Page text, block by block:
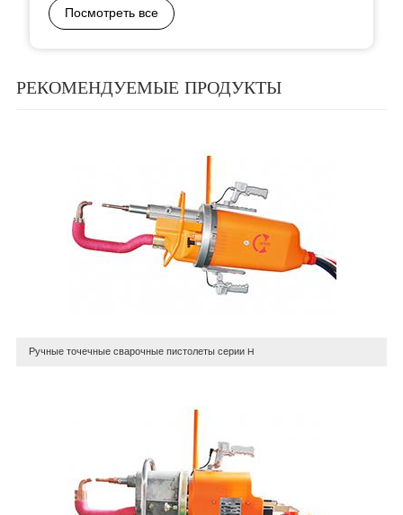
Посмотреть все
РЕКОМЕНДУЕМЫЕ ПРОДУКТЫ
Ручные точечные сварочные пистолеты серии H